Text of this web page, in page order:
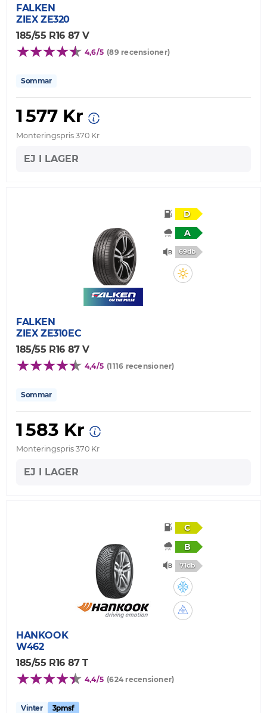
FALKEN
ZIEX ZE320
185/55 R16 87 V
4,6/5 (89 recensioner)
Sommar
1 577 Kr
Monteringspris 370 Kr
EJ I LAGER
D
A
69db
FALKEN
ZIEX ZE310EC
185/55 R16 87 V
4,4/5 (1116 recensioner)
Sommar
1 583 Kr
Monteringspris 370 Kr
EJ I LAGER
C
B
71db
HANKOOK
W462
185/55 R16 87 T
4,4/5 (624 recensioner)
Vinter 3pmsf